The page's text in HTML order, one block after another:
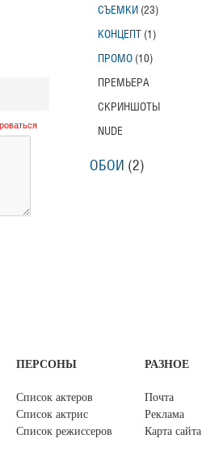
СЪЕМКИ (23)
КОНЦЕПТ (1)
ПРОМО (10)
ПРЕМЬЕРА
СКРИНШОТЫ
NUDE
ОБОИ (2)
ПЕРСОНЫ
Список актеров
Список актрис
Список режиссеров
РАЗНОЕ
Почта
Реклама
Карта сайта